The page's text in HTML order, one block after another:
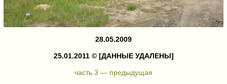
28.05.2009
25.01.2011 © [ДАННЫЕ УДАЛЕНЫ]
часть 3 — предыдущая